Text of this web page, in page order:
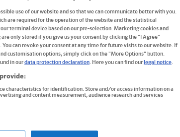
12,2 x 19,7 cm
978-3-12-923043-5
für Lehrer:innen und Referendar:innen
nicht erhältlich.
keine Neuauflage vorgesehen.
use of our website and so that we can communicate better with you.
are required for the operation of the website and the statistical
terminal device based on our pre-selection. Marketing cookies and
only stored if you give us your consent by clicking the "I Agree"
can revoke your consent at any time for future visits to our website. If
customisation options, simply click on the "More Options" button.
in ourdata protection declaration. Here you can find our legal notice.
characteristics for identification. Store and/or access information on a
and content measurement, audience research and services